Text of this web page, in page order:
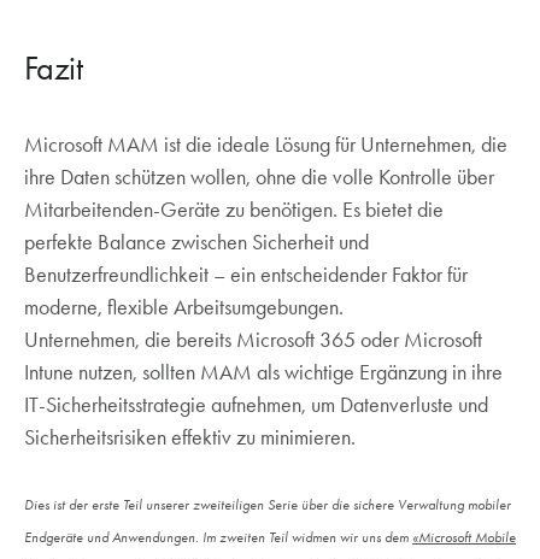
Fazit
Microsoft MAM ist die ideale Lösung für Unternehmen, die
ihre Daten schützen wollen, ohne die volle Kontrolle über
Mitarbeitenden-Geräte zu benötigen. Es bietet die
perfekte Balance zwischen Sicherheit und
Benutzerfreundlichkeit – ein entscheidender Faktor für
moderne, flexible Arbeitsumgebungen.
Unternehmen, die bereits Microsoft 365 oder Microsoft
Intune nutzen, sollten MAM als wichtige Ergänzung in ihre
IT-Sicherheitsstrategie aufnehmen, um Datenverluste und
Sicherheitsrisiken effektiv zu minimieren.
Dies ist der erste Teil unserer zweiteiligen Serie über die sichere Verwaltung mobiler
Endgeräte und Anwendungen. Im zweiten Teil widmen wir uns dem «Microsoft Mobile